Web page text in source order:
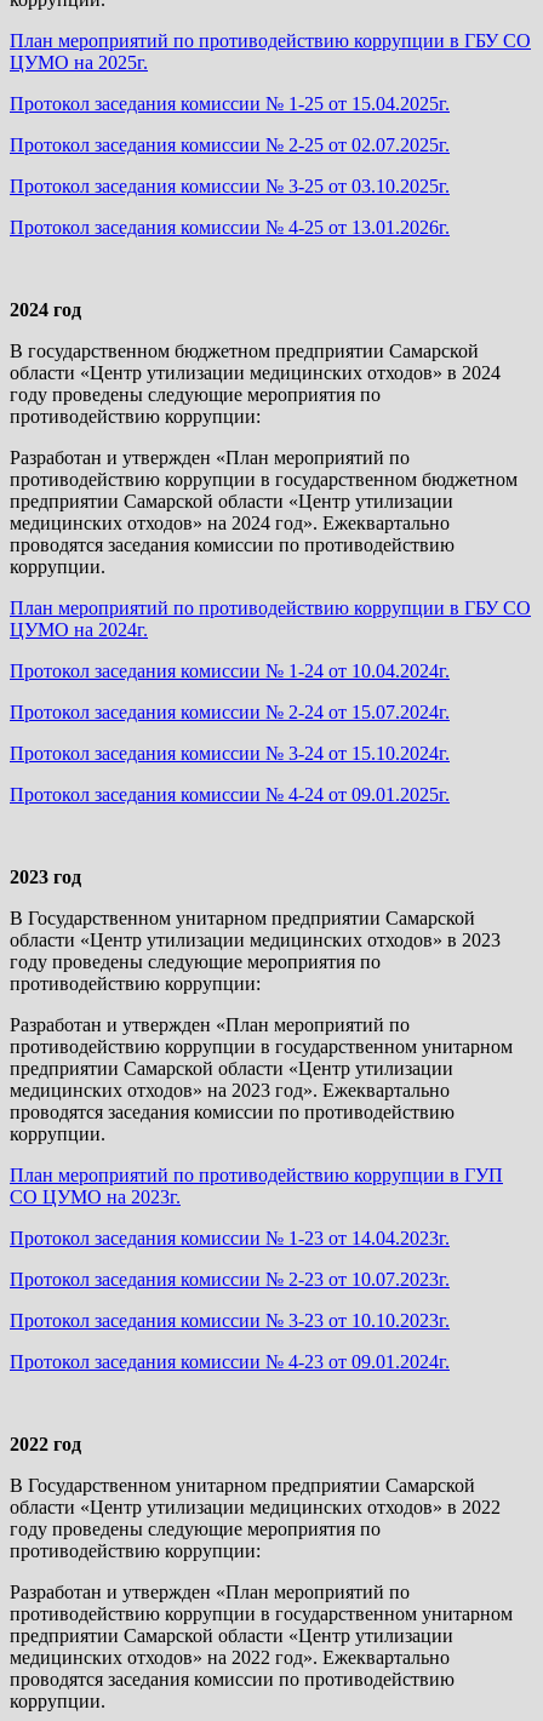
План мероприятий по противодействию коррупции в ГБУ СО
ЦУМО на 2025г.
Протокол заседания комиссии № 1-25 от 15.04.2025г.
Протокол заседания комиссии № 2-25 от 02.07.2025г.
Протокол заседания комиссии № 3-25 от 03.10.2025г.
Протокол заседания комиссии № 4-25 от 13.01.2026г.
2024 год
В государственном бюджетном предприятии Самарской
области «Центр утилизации медицинских отходов» в 2024
году проведены следующие мероприятия по
противодействию коррупции:
Разработан и утвержден «План мероприятий по
противодействию коррупции в государственном бюджетном
предприятии Самарской области «Центр утилизации
медицинских отходов» на 2024 год». Ежеквартально
проводятся заседания комиссии по противодействию
коррупции.
План мероприятий по противодействию коррупции в ГБУ СО
ЦУМО на 2024г.
Протокол заседания комиссии № 1-24 от 10.04.2024г.
Протокол заседания комиссии № 2-24 от 15.07.2024г.
Протокол заседания комиссии № 3-24 от 15.10.2024г.
Протокол заседания комиссии № 4-24 от 09.01.2025г.
2023 год
В Государственном унитарном предприятии Самарской
области «Центр утилизации медицинских отходов» в 2023
году проведены следующие мероприятия по
противодействию коррупции:
Разработан и утвержден «План мероприятий по
противодействию коррупции в государственном унитарном
предприятии Самарской области «Центр утилизации
медицинских отходов» на 2023 год». Ежеквартально
проводятся заседания комиссии по противодействию
коррупции.
План мероприятий по противодействию коррупции в ГУП
СО ЦУМО на 2023г.
Протокол заседания комиссии № 1-23 от 14.04.2023г.
Протокол заседания комиссии № 2-23 от 10.07.2023г.
Протокол заседания комиссии № 3-23 от 10.10.2023г.
Протокол заседания комиссии № 4-23 от 09.01.2024г.
2022 год
В Государственном унитарном предприятии Самарской
области «Центр утилизации медицинских отходов» в 2022
году проведены следующие мероприятия по
противодействию коррупции:
Разработан и утвержден «План мероприятий по
противодействию коррупции в государственном унитарном
предприятии Самарской области «Центр утилизации
медицинских отходов» на 2022 год». Ежеквартально
проводятся заседания комиссии по противодействию
коррупции.